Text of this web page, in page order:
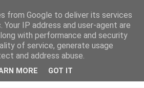
from Google to deliver its services
IP address and user-agent are
with performance and security
of service, generate usage
and address abuse.
MORE GOT IT